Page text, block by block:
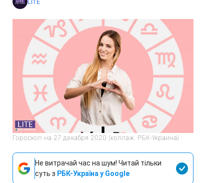
LITE
Гороскоп на 27 декабря 2020 (коллаж: РБК-Украина)
Не витрачай час на шум! Читай тільки
суть з РБК-Україна у Google